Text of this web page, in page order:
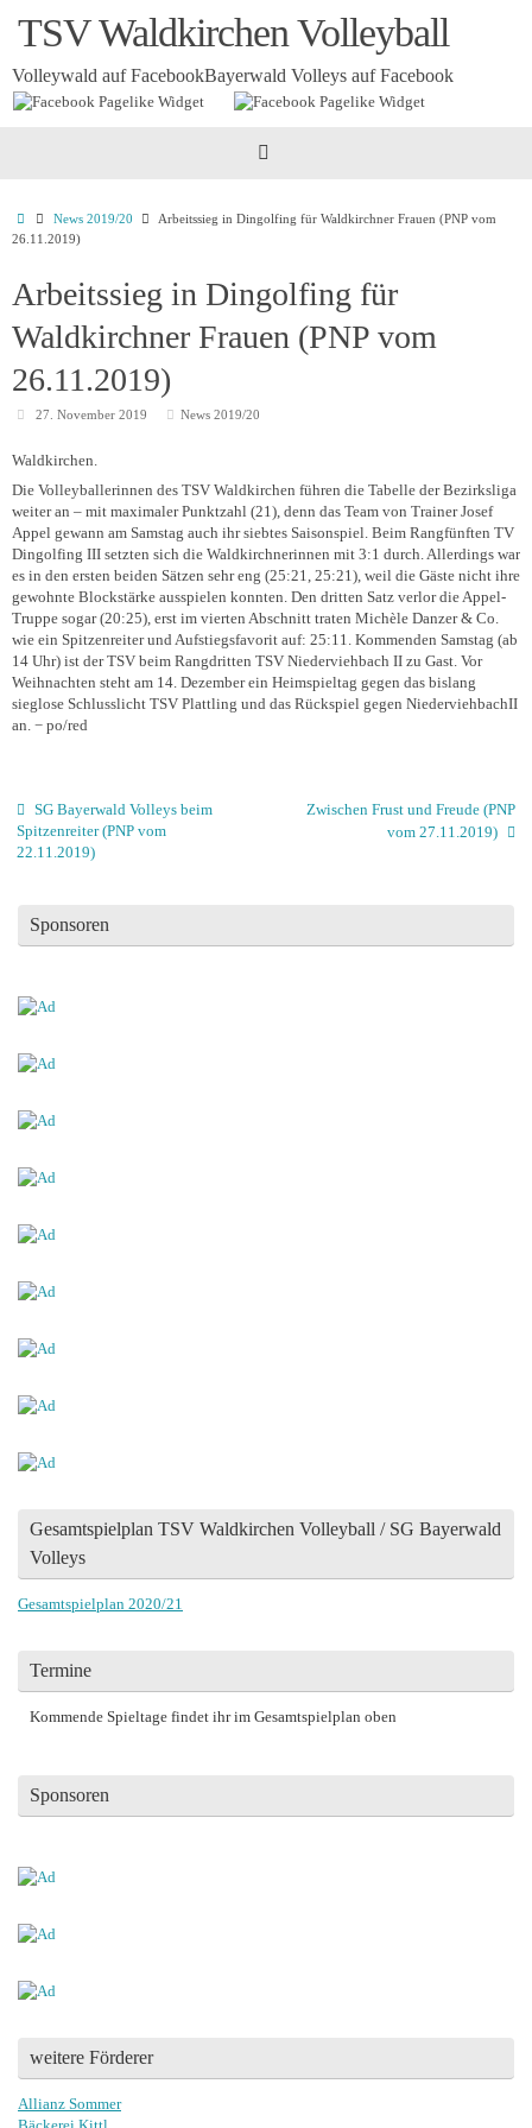
InhaltTSV Waldkirchen Volleyball
Volleywald auf FacebookBayerwald Volleys auf Facebook
Startseite
News 2019/20
Arbeitssieg in Dingolfing für Waldkirchner Frauen (PNP vom
26.11.2019)
Arbeitssieg in Dingolfing für
Waldkirchner Frauen (PNP vom
26.11.2019)
27. November 2019 News 2019/20
Waldkirchen.
Die Volleyballerinnen des TSV Waldkirchen führen die Tabelle der Bezirksliga
weiter an – mit maximaler Punktzahl (21), denn das Team von Trainer Josef
Appel gewann am Samstag auch ihr siebtes Saisonspiel. Beim Rangfünften TV
Dingolfing III setzten sich die Waldkirchnerinnen mit 3:1 durch. Allerdings war
es in den ersten beiden Sätzen sehr eng (25:21, 25:21), weil die Gäste nicht ihre
gewohnte Blockstärke ausspielen konnten. Den dritten Satz verlor die Appel-
Truppe sogar (20:25), erst im vierten Abschnitt traten Michèle Danzer & Co.
wie ein Spitzenreiter und Aufstiegsfavorit auf: 25:11. Kommenden Samstag (ab
14 Uhr) ist der TSV beim Rangdritten TSV Niederviehbach II zu Gast. Vor
Weihnachten steht am 14. Dezember ein Heimspieltag gegen das bislang
sieglose Schlusslicht TSV Plattling und das Rückspiel gegen NiederviehbachII
an. − po/red
SG Bayerwald Volleys beim
Spitzenreiter (PNP vom
22.11.2019)
Zwischen Frust und Freude (PNP
vom 27.11.2019)
Sponsoren
Gesamtspielplan TSV Waldkirchen Volleyball / SG Bayerwald
Volleys
Gesamtspielplan 2020/21
Termine
Kommende Spieltage findet ihr im Gesamtspielplan oben
Sponsoren
weitere Förderer
Allianz Sommer